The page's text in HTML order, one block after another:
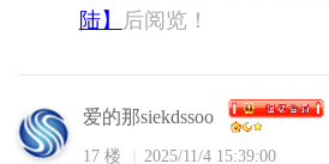
陆】
后阅览！
爱的那siekdssoo
17 楼 2025/11/4 15:39:00